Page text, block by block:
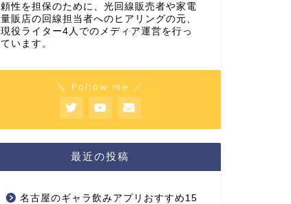
頼性を担保のために、光回線販売者や家電
量販店の回線担当者へのヒアリングの元、
現役ライター4人でのメディア運営を行っ
ています。
＼ Follow me ／
最近の投稿
名古屋のギャラ飲みアプリおすすめ15